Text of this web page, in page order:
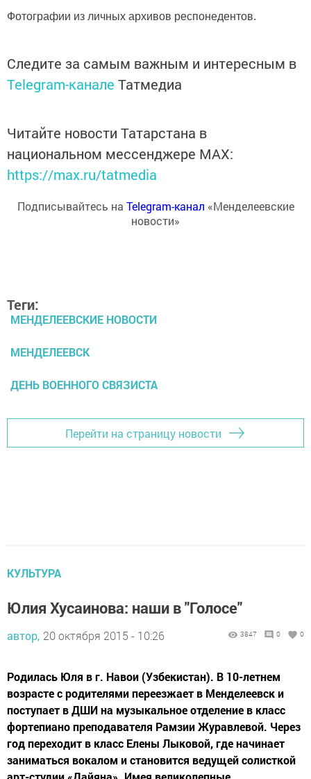
Фотографии из личных архивов респонедентов.
Следите за самым важным и интересным в
Telegram-канале Татмедиа
Читайте новости Татарстана в
национальном мессенджере MАХ:
https://max.ru/tatmedia
Подписывайтесь на Telegram-канал «Менделеевские
новости»
Теги:
МЕНДЕЛЕЕВСКИЕ НОВОСТИ
МЕНДЕЛЕЕВСК
ДЕНЬ ВОЕННОГО СВЯЗИСТА
Перейти на страницу новости
КУЛЬТУРА
Юлия Хусаинова: наши в "Голосе"
автор, 20 октября 2015 - 10:26 3847 0 0
Родилась Юля в г. Навои (Узбекистан). В 10-летнем
возрасте с родителями переезжает в Менделеевск и
поступает в ДШИ на музыкальное отделение в класс
фортепиано преподавателя Рамзии Журавлевой. Через
год переходит в класс Елены Лыковой, где начинает
заниматься вокалом и становится ведущей солисткой